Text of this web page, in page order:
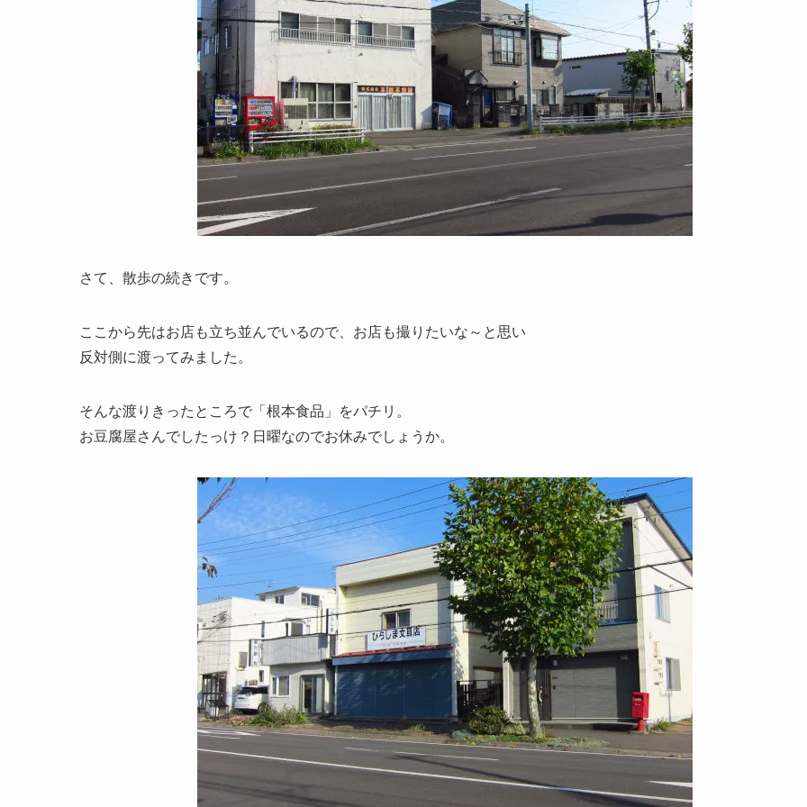
さて、散歩の続きです。
ここから先はお店も立ち並んでいるので、お店も撮りたいな～と思い
反対側に渡ってみました。
そんな渡りきったところで「根本食品」をパチリ。
お豆腐屋さんでしたっけ？日曜なのでお休みでしょうか。